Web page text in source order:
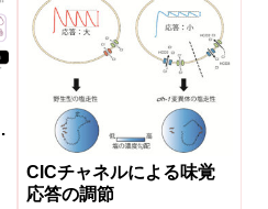
ClCチャネルによる味覚
応答の調節